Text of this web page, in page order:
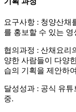
요구사항 : 청양산채
를 홍보할 수 있는 영
협의과정 : 산채요리
양한 사람들이 다양
습의 기획을 제안하
달성성과 : 공식 유
중.